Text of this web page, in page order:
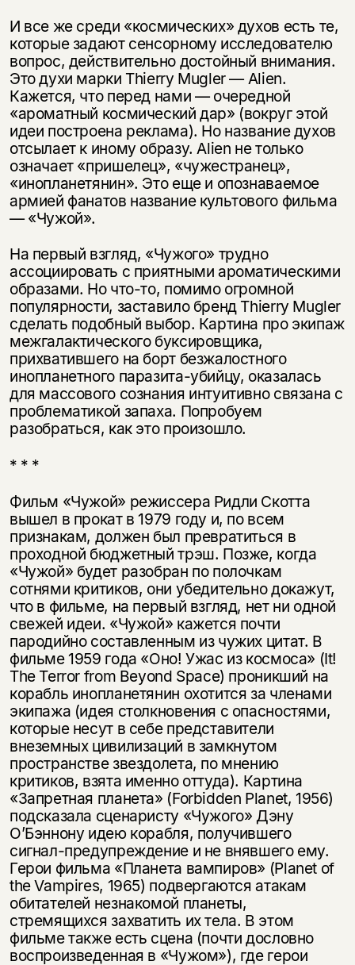
И все же среди «космических» духов есть те,
которые задают сенсорному исследователю
вопрос, действительно достойный внимания.
Это духи марки Thierry Mugler — Alien.
Кажется, что перед нами — очередной
«ароматный космический дар» (вокруг этой
идеи построена реклама). Но название духов
отсылает к иному образу. Alien не только
означает «пришелец», «чужестранец»,
«инопланетянин». Это еще и опознаваемое
армией фанатов название культового фильма
— «Чужой».
На первый взгляд, «Чужого» трудно
ассоциировать с приятными ароматическими
образами. Но что-то, помимо огромной
популярности, заставило бренд Thierry Mugler
сделать подобный выбор. Картина про экипаж
межгалактического буксировщика,
прихватившего на борт безжалостного
инопланетного паразита-убийцу, оказалась
для массового сознания интуитивно связана с
проблематикой запаха. Попробуем
разобраться, как это произошло.
* * *
Фильм «Чужой» режиссера Ридли Скотта
вышел в прокат в 1979 году и, по всем
признакам, должен был превратиться в
проходной бюджетный трэш. Позже, когда
«Чужой» будет разобран по полочкам
сотнями критиков, они убедительно докажут,
что в фильме, на первый взгляд, нет ни одной
свежей идеи. «Чужой» кажется почти
пародийно составленным из чужих цитат. В
фильме 1959 года «Оно! Ужас из космоса» (It!
The Terror from Beyond Space) проникший на
корабль инопланетянин охотится за членами
экипажа (идея столкновения с опасностями,
которые несут в себе представители
внеземных цивилизаций в замкнутом
пространстве звездолета, по мнению
критиков, взята именно оттуда). Картина
«Запретная планета» (Forbidden Planet, 1956)
подсказала сценаристу «Чужого» Дэну
О’Бэннону идею корабля, получившего
сигнал-предупреждение и не внявшего ему.
Герои фильма «Планета вампиров» (Planet of
the Vampires, 1965) подвергаются атакам
обитателей незнакомой планеты,
стремящихся захватить их тела. В этом
фильме также есть сцена (почти дословно
воспроизведенная в «Чужом»), где герои